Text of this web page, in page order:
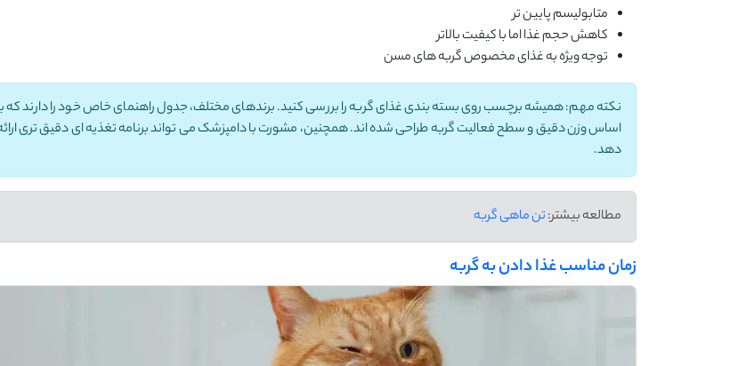
متابولیسم پایین ‌تر
کاهش حجم غذا اما با کیفیت بالاتر
توجه ویژه به غذای مخصوص گربه ‌های مسن
نکته مهم: همیشه برچسب روی بسته ‌بندی غذای گربه را بررسی کنید. برندهای مختلف، جدول راهنمای خاص خود را دارند که
اساس وزن دقیق و سطح فعالیت گربه طراحی شده ‌اند. همچنین، مشورت با دامپزشک می‌ تواند برنامه تغذیه ‌ای دقیق‌ تری
دهد.
مطالعه بیشتر:تن ماهی گربه
زمان مناسب غذا دادن به گربه